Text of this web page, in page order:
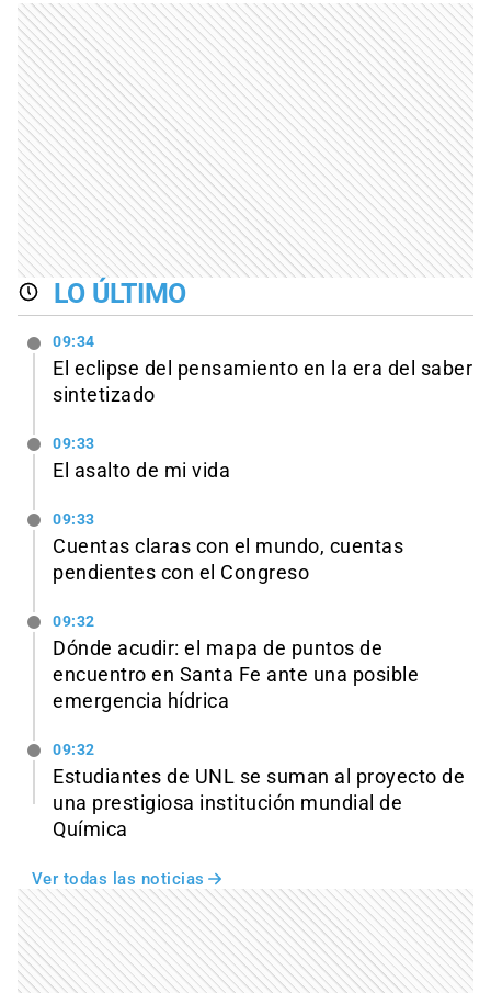
LO ÚLTIMO
09:34
El eclipse del pensamiento en la era del saber
sintetizado
09:33
El asalto de mi vida
09:33
Cuentas claras con el mundo, cuentas
pendientes con el Congreso
09:32
Dónde acudir: el mapa de puntos de
encuentro en Santa Fe ante una posible
emergencia hídrica
09:32
Estudiantes de UNL se suman al proyecto de
una prestigiosa institución mundial de
Química
Ver todas las noticias